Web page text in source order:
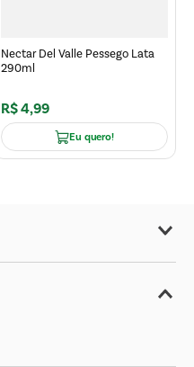
Nectar Del Valle Pessego Lata
290ml
R$4,99
Eu quero!